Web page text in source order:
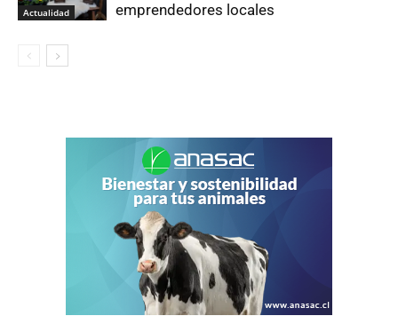
Actualidad
emprendedores locales